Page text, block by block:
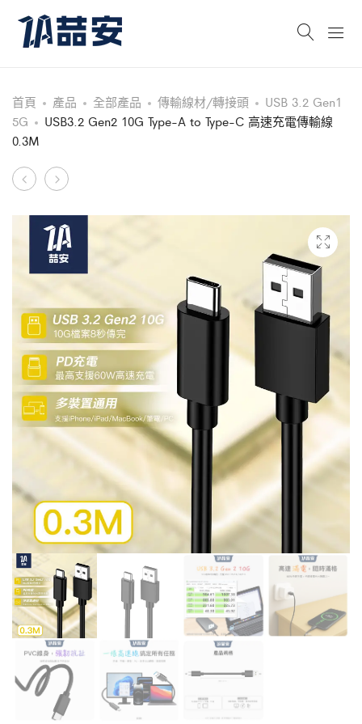
首頁 產品 全部產品 傳輸線材/轉接頭
USB 3.2 Gen1
5G
USB3.2 Gen2 10G Type-A to Type-C 高速充電傳輸線
0.3M
Product
navigation
USB3.2
10G
Type-
A
to
Type-
C
高
速
充
電
輸
線
0.5M
USB3.2
10G
Type-
C
to
Type-
C
高
速
充
電
輸
線
0.2M